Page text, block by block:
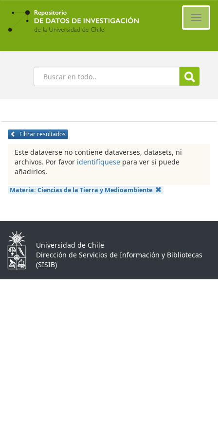
Ir
contenido
principal
Buscar
Filtrar resultados
Este dataverse no contiene dataverses, datasets, ni
archivos. Por favor identifíquese para ver si puede
añadirlos.
Materia: Ciencias de la Tierra y Medioambiente
Universidad de Chile
Dirección de Servicios de Información y Bibliotecas
(SISIB)